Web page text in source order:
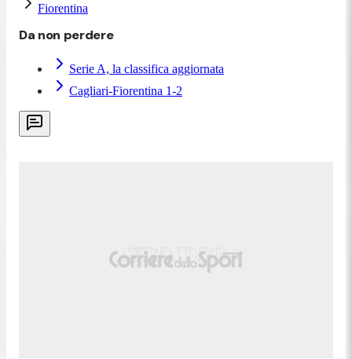
Fiorentina
Da non perdere
Serie A, la classifica aggiornata
Cagliari-Fiorentina 1-2